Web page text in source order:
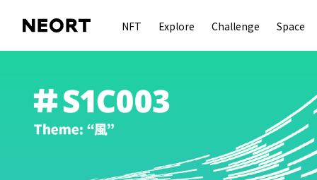
NFT Explore Challenge Space